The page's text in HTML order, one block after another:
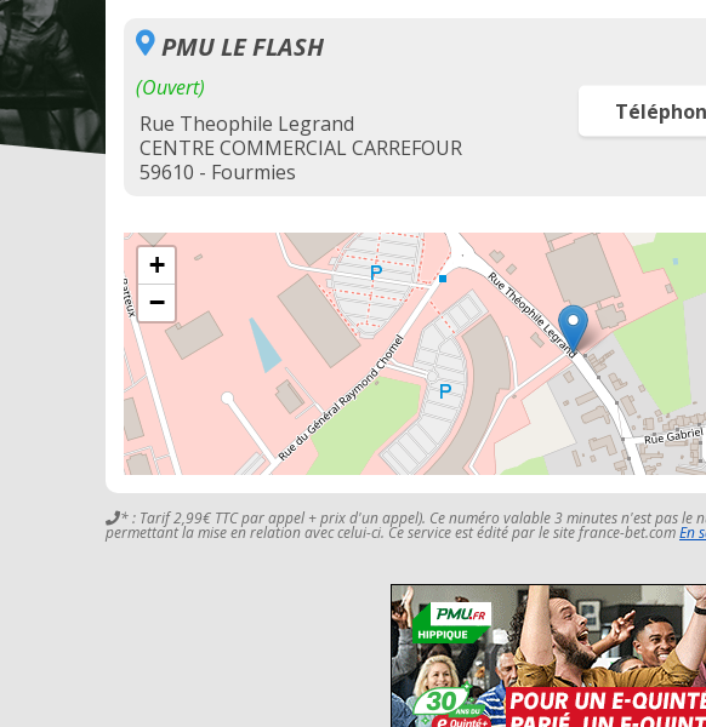
PMU LE FLASH
(Ouvert)
Rue Theophile Legrand
CENTRE COMMERCIAL CARREFOUR
59610 - Fourmies
+
−
* : Tarif 2,99€ TTC par appel + prix d'un appel). Ce numéro valable 3 minutes n'est pas
permettant la mise en relation avec celui-ci. Ce service est édité par le site france-bet.comEn